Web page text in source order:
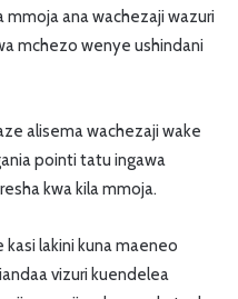
mmoja ana wachezaji wazuri
mchezo wenye ushindani
alisema wachezaji wake
pointi tatu ingawa
kwa kila mmoja.
kasi lakini kuna maeneo
vizuri kuendelea